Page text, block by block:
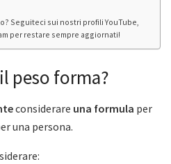
Seguiteci sui nostri profili YouTube,
per restare sempre aggiornati!
peso forma?
considerare una formula per
una persona.